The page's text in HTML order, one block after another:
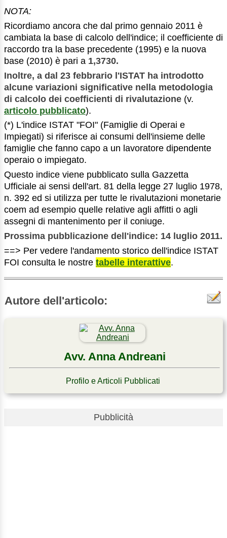
NOTA:
Ricordiamo ancora che dal primo gennaio 2011 è
cambiata la base di calcolo dell'indice; il coefficiente di
raccordo tra la base precedente (1995) e la nuova
base (2010) è pari a 1,3730.
Inoltre, a dal 23 febbrario l'ISTAT ha introdotto
alcune variazioni significative nella metodologia
di calcolo dei coefficienti di rivalutazione (v.
articolo pubblicato).
(*) L'indice ISTAT "FOI" (Famiglie di Operai e
Impiegati) si riferisce ai consumi dell'insieme delle
famiglie che fanno capo a un lavoratore dipendente
operaio o impiegato.
Questo indice viene pubblicato sulla Gazzetta
Ufficiale ai sensi dell'art. 81 della legge 27 luglio 1978,
n. 392 ed si utilizza per tutte le rivalutazioni monetarie
coem ad esempio quelle relative agli affitti o agli
assegni di mantenimento per il coniuge.
Prossima pubblicazione dell'indice: 14 luglio 2011.
==> Per vedere l'andamento storico dell'indice ISTAT
FOI consulta le nostre tabelle interattive.
Autore dell'articolo:
Avv. Anna Andreani
Profilo e Articoli Pubblicati
Pubblicità